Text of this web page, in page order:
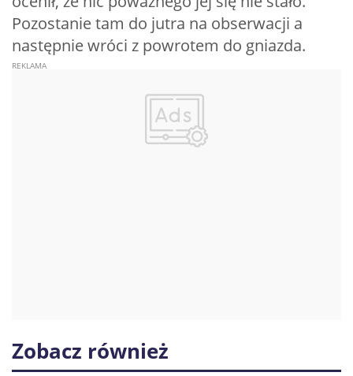
Pozostanie tam do jutra na obserwacji a
następnie wróci z powrotem do gniazda.
Zobacz również